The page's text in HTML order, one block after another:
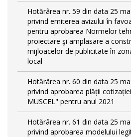
Hotărârea nr. 59 din data 25
privind emiterea avizului în
pentru aprobarea Normelor
proiectare şi amplasare a
mijloacelor de publicitate în
local
Hotărârea nr. 60 din data 25
privind aprobarea plății
MUSCEL" pentru anul 2021
Hotărârea nr. 61 din data 25
privind aprobarea modelului